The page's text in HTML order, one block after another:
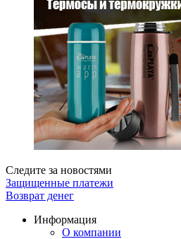
Следите за новостями
Защищенные платежи
Возврат денег
Информация
О компании